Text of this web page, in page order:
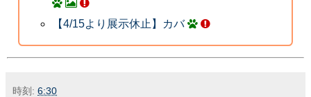
【4/15より展示休止】カバ
時刻: 6:30